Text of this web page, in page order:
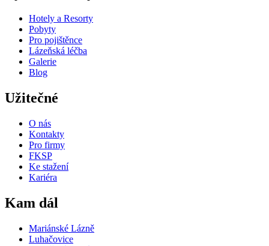
Hotely a Resorty
Pobyty
Pro pojištěnce
Lázeňská léčba
Galerie
Blog
Užitečné
O nás
Kontakty
Pro firmy
FKSP
Ke stažení
Kariéra
Kam dál
Mariánské Lázně
Luhačovice